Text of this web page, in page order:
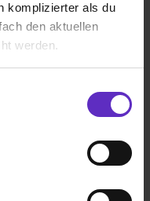
komplizierter als du
den aktuellen
werden.
Einstellungen zu
um
Unternehmens